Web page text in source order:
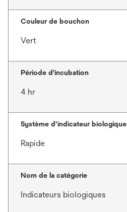
Couleur de bouchon
Vert
Période d'incubation
4 hr
Système d’indicateur biologique
Rapide
Nom de la catégorie
Indicateurs biologiques